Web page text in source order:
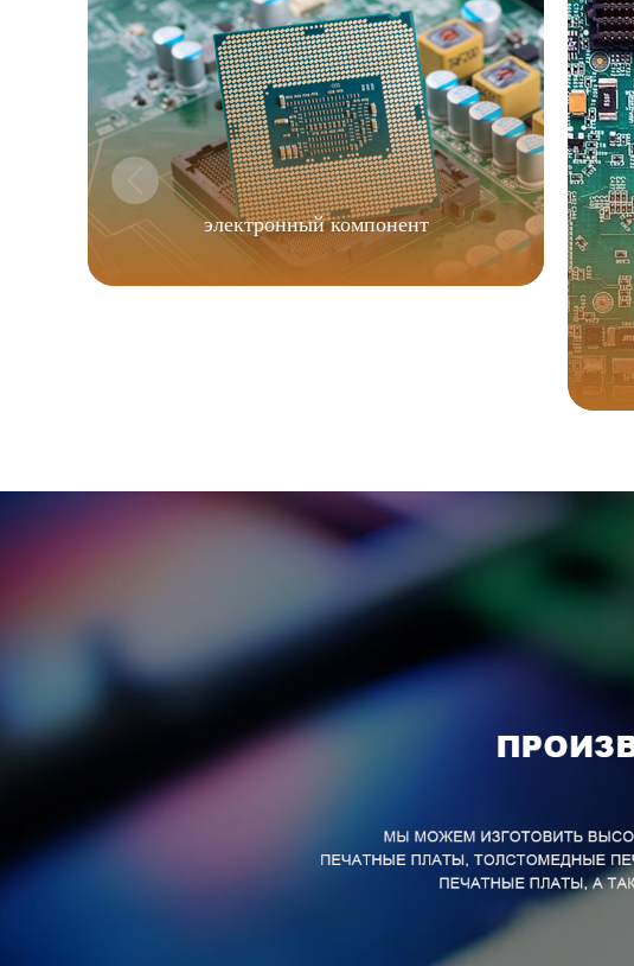
электронный компонент